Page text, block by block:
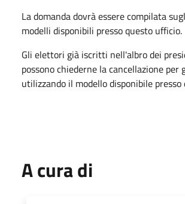
La domanda dovrà essere compilata
modelli disponibili presso questo ufficio.
Gli elettori già iscritti nell'albro dei
possono chiederne la cancellazione per
utilizzando il modello disponibile
A cura di